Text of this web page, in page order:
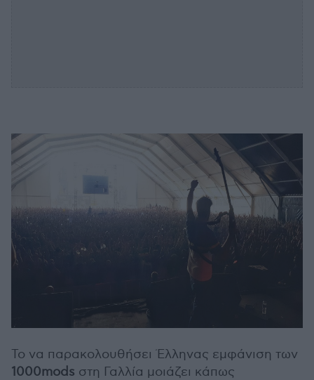
Το να παρακολουθήσει Έλληνας εμφάνιση των
1000mods στη Γαλλία μοιάζει κάπως